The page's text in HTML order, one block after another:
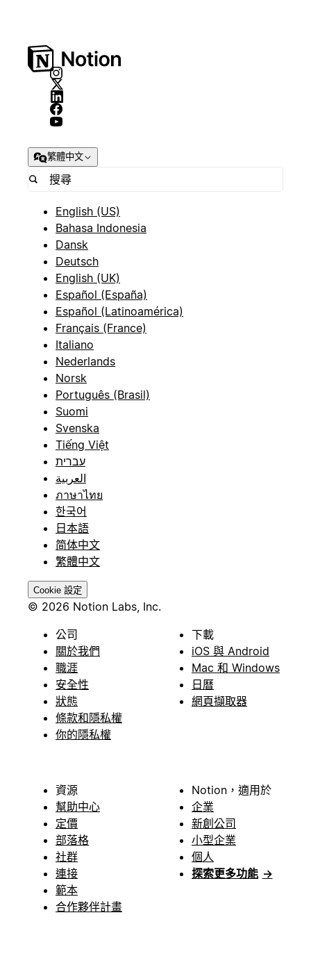
繁體中文
English (US)
Bahasa Indonesia
Dansk
Deutsch
English (UK)
Español (España)
Español (Latinoamérica)
Français (France)
Italiano
Nederlands
Norsk
Português (Brasil)
Suomi
Svenska
Tiếng Việt
עברית
العربية
ภาษาไทย
한국어
日本語
简体中文
繁體中文
Cookie 設定
© 2026 Notion Labs, Inc.
公司
關於我們
職涯
安全性
狀態
條款和隱私權
你的隱私權
下載
iOS 與 Android
Mac 和 Windows
日曆
網頁擷取器
資源
幫助中心
定價
部落格
社群
連接
範本
合作夥伴計畫
Notion，適用於
企業
新創公司
小型企業
個人
探索更多功能 →